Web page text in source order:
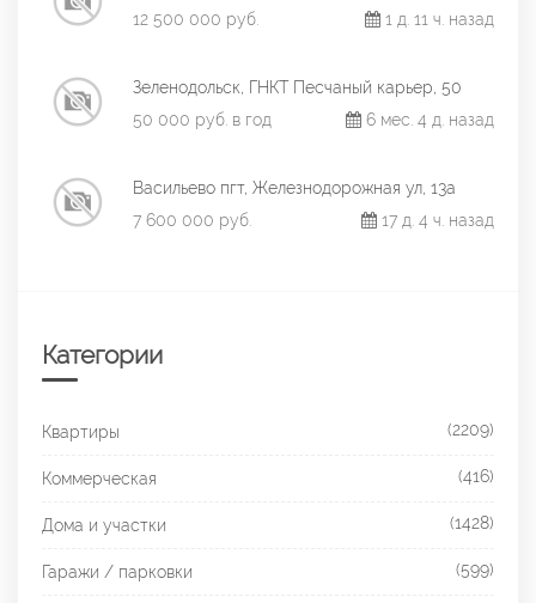
12 500 000 руб.
1 д. 11 ч. назад
Зеленодольск, ГНКТ Песчаный карьер, 50
50 000 руб. в год
6 мес. 4 д. назад
Васильево пгт, Железнодорожная ул, 13а
7 600 000 руб.
17 д. 4 ч. назад
Категории
Квартиры (2209)
Коммерческая (416)
Дома и участки (1428)
Гаражи / парковки (599)